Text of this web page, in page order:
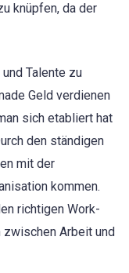
knüpfen, da der
Talente zu
Geld verdienen
sich etabliert hat
den ständigen
mit der
kommen.
richtigen Work-
zwischen Arbeit und